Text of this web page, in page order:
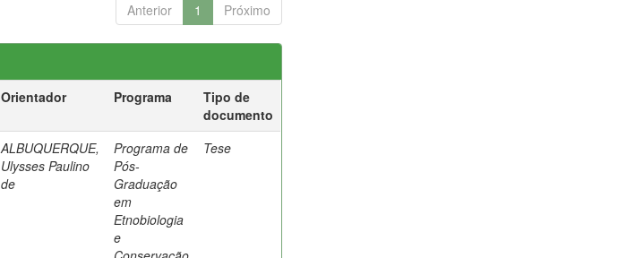
Anterior 1 Próximo
Orientador Programa
Tipo de
documento
ALBUQUERQUE,
Ulysses Paulino
de
Programa de
Pós-
Graduação
em
Etnobiologia
e
Tese